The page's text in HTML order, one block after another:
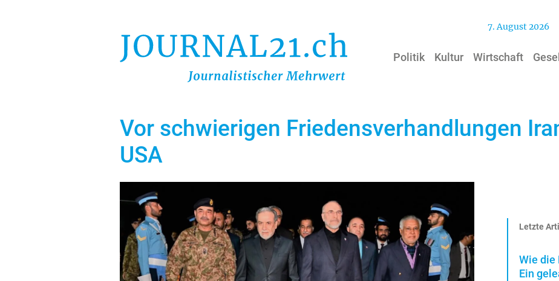
7. August 2026
Politik Kultur Wirtschaft
Vor schwierigen Friedensverhandlungen
USA
Letzte
Wie die
Ein